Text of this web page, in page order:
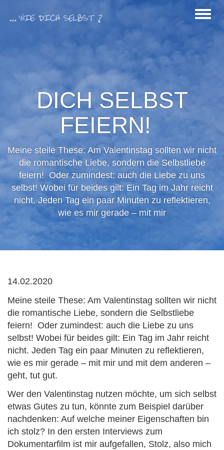
DICH SELBST
FEIERN!
Meine steile These: Am Valentinstag sollten wir nicht
die romantische Liebe, sondern die Selbstliebe
feiern! Oder zumindest: auch die Liebe zu uns
selbst! Wobei für beides gilt: Ein Tag im Jahr reicht
nicht. Jeden Tag ein paar Minuten zu reflektieren,
wie es mir gerade – mit mir
14.02.2020
Meine steile These: Am Valentinstag sollten wir nicht
die romantische Liebe, sondern die Selbstliebe
feiern! Oder zumindest: auch die Liebe zu uns
selbst! Wobei für beides gilt: Ein Tag im Jahr reicht
nicht. Jeden Tag ein paar Minuten zu reflektieren,
wie es mir gerade – mit mir und mit dem anderen –
geht, tut gut.
Wer den Valentinstag nutzen möchte, um sich selbst
etwas Gutes zu tun, könnte zum Beispiel darüber
nachdenken: Auf welche meiner Eigenschaften bin
ich stolz? In den ersten Interviews zum
Dokumentarfilm ist mir aufgefallen, Stolz, also mich